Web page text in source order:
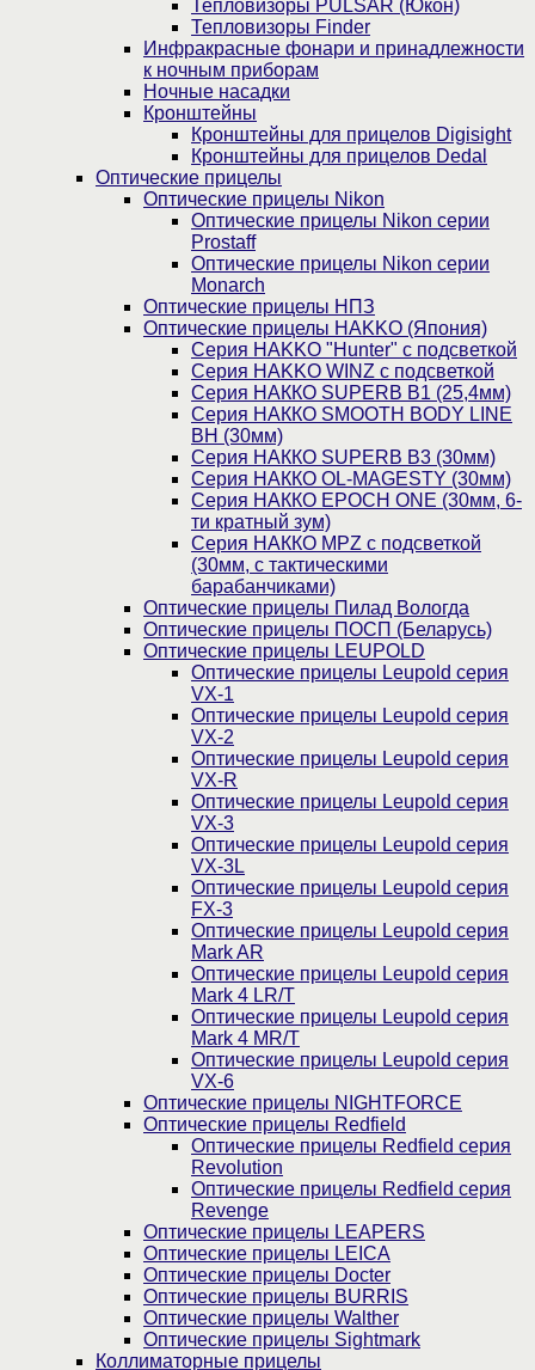
Тепловизоры PULSAR (Юкон)
Тепловизоры Finder
Инфракрасные фонари и принадлежности
к ночным приборам
Ночные насадки
Кронштейны
Кронштейны для прицелов Digisight
Кронштейны для прицелов Dedal
Оптические прицелы
Оптические прицелы Nikon
Оптические прицелы Nikon серии
Prostaff
Оптические прицелы Nikon серии
Monarch
Оптические прицелы НПЗ
Оптические прицелы HAKKO (Япония)
Cерия HAKKO "Hunter" с подсветкой
Серия НAKKO WINZ с подсветкой
Серия НАККО SUPERB B1 (25,4мм)
Серия НАККО SMOOTH BODY LINE
BH (30мм)
Серия НАККО SUPERB B3 (30мм)
Серия НАККО OL-MAGESTY (30мм)
Серия НАККО EPOCH ONE (30мм, 6-
ти кратный зум)
Серия НАККО MPZ с подсветкой
(30мм, c тактическими
барабанчиками)
Оптические прицелы Пилад Вологда
Оптические прицелы ПОСП (Беларусь)
Оптические прицелы LEUPOLD
Оптические прицелы Leupold серия
VX-1
Оптические прицелы Leupold серия
VX-2
Оптические прицелы Leupold серия
VX-R
Оптические прицелы Leupold серия
VX-3
Оптические прицелы Leupold серия
VX-3L
Оптические прицелы Leupold серия
FX-3
Оптические прицелы Leupold серия
Mark AR
Оптические прицелы Leupold серия
Mark 4 LR/T
Оптические прицелы Leupold серия
Mark 4 MR/T
Оптические прицелы Leupold серия
VX-6
Оптические прицелы NIGHTFORCE
Оптические прицелы Redfield
Оптические прицелы Redfield серия
Revolution
Оптические прицелы Redfield серия
Revenge
Оптические прицелы LEAPERS
Оптические прицелы LEICA
Оптические прицелы Docter
Оптические прицелы BURRIS
Оптические прицелы Walther
Оптические прицелы Sightmark
Коллиматорные прицелы